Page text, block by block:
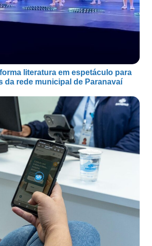
literatura em espetáculo para
da rede municipal de Paranavaí